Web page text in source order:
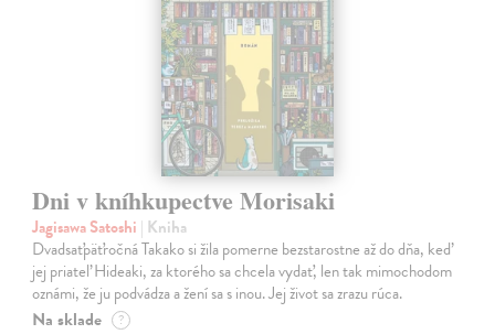
Dni v kníhkupectve Morisaki
Jagisawa Satoshi | Kniha
Dvadsaťpäťročná Takako si žila pomerne bezstarostne až do dňa, keď
jej priateľ Hideaki, za ktorého sa chcela vydať, len tak mimochodom
oznámi, že ju podvádza a žení sa s inou. Jej život sa zrazu rúca.
Na sklade ?